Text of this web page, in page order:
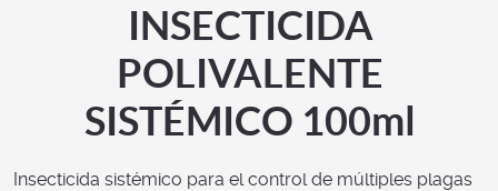
INSECTICIDA
POLIVALENTE
SISTÉMICO 100ml
Insecticida sistémico para el control de múltiples plagas